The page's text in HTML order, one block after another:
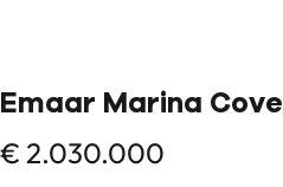
Emaar Marina Cove
€ 2.030.000